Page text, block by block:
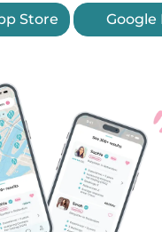
Store Google